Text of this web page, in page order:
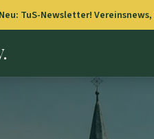
Neu: TuS-Newsletter!